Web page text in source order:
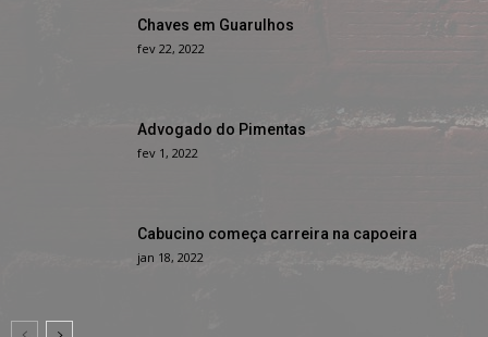
Chaves em Guarulhos
fev 22, 2022
Advogado do Pimentas
fev 1, 2022
Cabucino começa carreira na capoeira
jan 18, 2022